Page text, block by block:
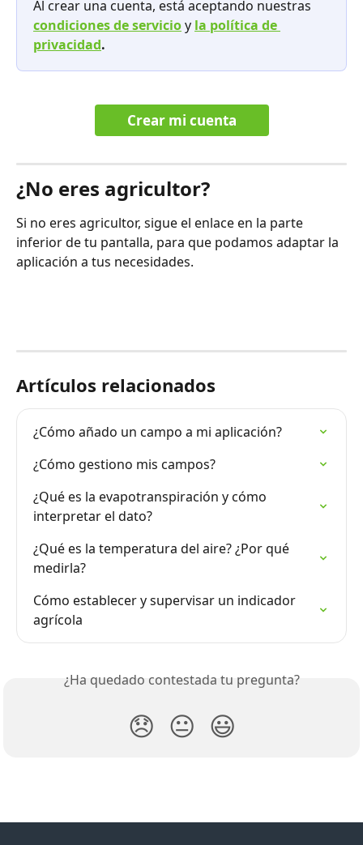
Al crear una cuenta, está aceptando nuestras
condiciones de servicio y la política de
privacidad.
Crear mi cuenta
¿No eres agricultor?
Si no eres agricultor, sigue el enlace en la parte
inferior de tu pantalla, para que podamos adaptar la
aplicación a tus necesidades.
Artículos relacionados
¿Cómo añado un campo a mi aplicación?
¿Cómo gestiono mis campos?
¿Qué es la evapotranspiración y cómo
interpretar el dato?
¿Qué es la temperatura del aire? ¿Por qué
medirla?
Cómo establecer y supervisar un indicador
agrícola
¿Ha quedado contestada tu pregunta?
😞 😐 😃